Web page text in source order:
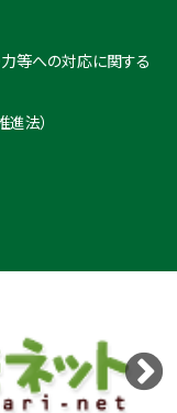
等への対応に関する
法）